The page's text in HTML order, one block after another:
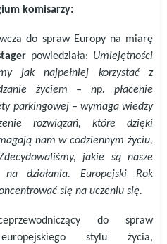
komisarzy:
do spraw Europy na miarę
powiedziała: Umiejętności
jak najpełniej korzystać z
życiem – np. płacenie
parkingowej – wymaga wiedzy
rozwiązań, które dzięki
nam w codziennym życiu,
jakie są nasze
działania. Europejski Rok
się na uczeniu się.
do spraw
stylu życia,